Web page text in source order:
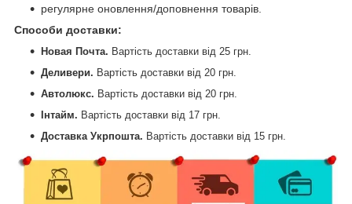
регулярне оновлення/доповнення товарів.
Способи доставки:
Новая Почта. Вартість доставки від 25 грн.
Деливери. Вартість доставки від 20 грн.
Автолюкс. Вартість доставки від 20 грн.
Інтайм. Вартість доставки від 17 грн.
Доставка Укрпошта. Вартість доставки від 15 грн.